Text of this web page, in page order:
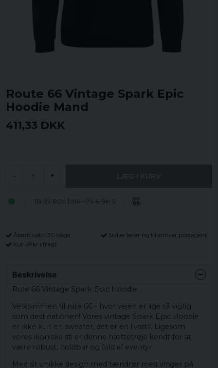
Route 66 Vintage Spark Epic
Hoodie Mand
411,33 DKK
- +
TB-37-ROUT016-H75-6-BK-S
Åbent køb i 30 dage
Sikker levering til enhver postagent
Kun 59kr i fragt
Beskrivelse
Rute 66 Vintage Spark Epic Hoodie
Velkommen til rute 66 - hvor vejen er lige så vigtig
som destinationen! Vores vintage Spark Epic Hoodie
er ikke kun en sweater, det er en livsstil. Ligesom
vores ikoniske sti er denne hættetrøje kendt for at
være robust, holdbar og fuld af eventyr.
Med sit unikke design med tændrør med vinger på